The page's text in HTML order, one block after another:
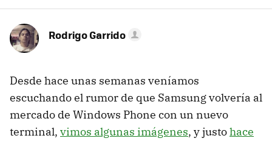
Rodrigo Garrido
Desde hace unas semanas veníamos
escuchando el rumor de que Samsung volvería al
mercado de Windows Phone con un nuevo
terminal, vimos algunas imágenes, y justohace